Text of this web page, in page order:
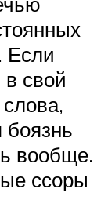
Если
свой
боязнь
вообще.
ссоры